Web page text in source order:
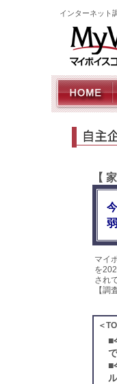
インターネット
【
マイ
を
され
【調
＜
■
■